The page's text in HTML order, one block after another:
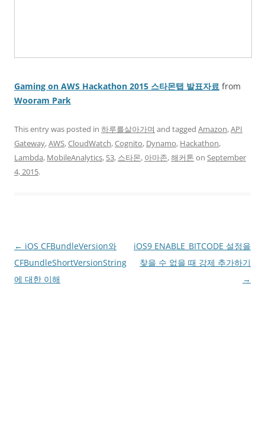
Gaming on AWS Hackathon 2015 스타몬탭 발표자료 from
Wooram Park
This entry was posted in 하루를살아가며 and tagged Amazon,API
Gateway,AWS,CloudWatch,Cognito, Dynamo, Hackathon,
Lambda, MobileAnalytics,S3, 스타몬, 아마존,해커톤 on September
4, 2015.
Post
navigation
← iOS CFBundleVersion와
CFBundleShortVersionString
에 대한 이해
iOS9 ENABLE_BITCODE 설정을
찾을 수 없을 때 강제 추가하기
→